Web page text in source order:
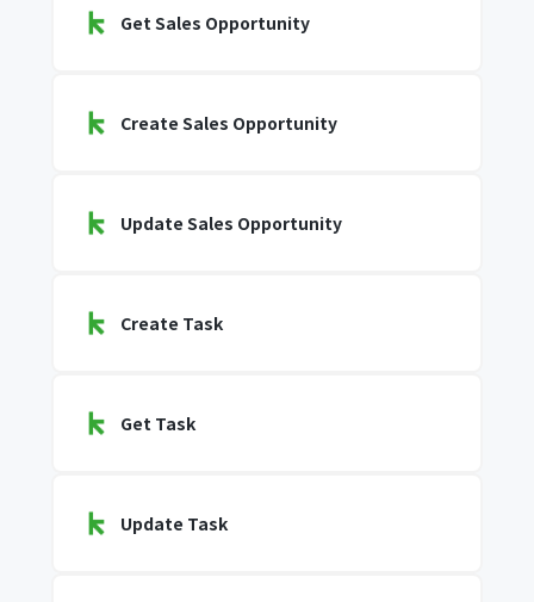
Get Sales Opportunity
Create Sales Opportunity
Update Sales Opportunity
Create Task
Get Task
Update Task